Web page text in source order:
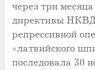
через три
директивы НКВД
репрессивной
«латвийского
последовала 30